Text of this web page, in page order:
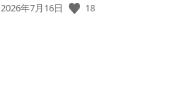
公
2026年7月16日 18